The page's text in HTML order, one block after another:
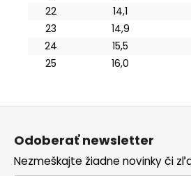
22
14,1
23
14,9
24
15,5
25
16,0
Z
Odoberať newsletter
Nezmeškajte žiadne novinky či